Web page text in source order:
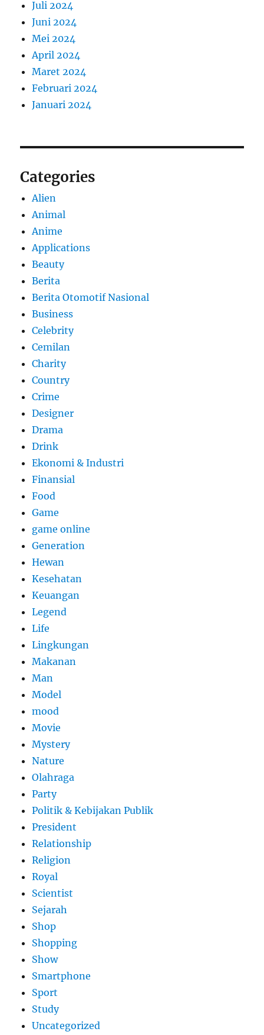
Juli 2024
Juni 2024
Mei 2024
April 2024
Maret 2024
Februari 2024
Januari 2024
Categories
Alien
Animal
Anime
Applications
Beauty
Berita
Berita Otomotif Nasional
Business
Celebrity
Cemilan
Charity
Country
Crime
Designer
Drama
Drink
Ekonomi & Industri
Finansial
Food
Game
game online
Generation
Hewan
Kesehatan
Keuangan
Legend
Life
Lingkungan
Makanan
Man
Model
mood
Movie
Mystery
Nature
Olahraga
Party
Politik & Kebijakan Publik
President
Relationship
Religion
Royal
Scientist
Sejarah
Shop
Shopping
Show
Smartphone
Sport
Study
Uncategorized